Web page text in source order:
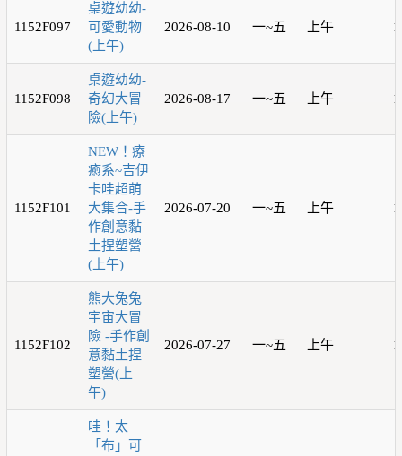
1152F097
桌遊幼幼-
可愛動物
(上午)
2026-08-10 一~五 上午
1152F098
桌遊幼幼-
奇幻大冒
險(上午)
2026-08-17 一~五 上午
1152F101
NEW！療
癒系~吉伊
卡哇超萌
大集合-手
作創意黏
土捏塑營
(上午)
2026-07-20 一~五 上午
1152F102
熊大兔兔
宇宙大冒
險 -手作創
意黏土捏
塑營(上
午)
2026-07-27 一~五 上午
哇！太
「布」可